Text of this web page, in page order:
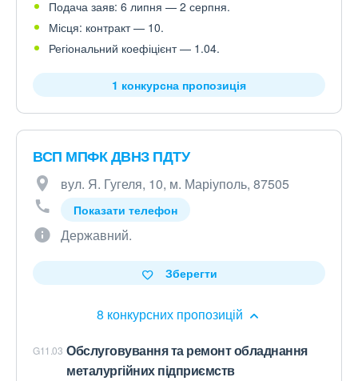
Подача заяв: 6 липня — 2 серпня.
Місця: контракт — 10.
Регіональний коефіцієнт — 1.04.
1 конкурсна пропозиція
ВСП МПФК ДВНЗ ПДТУ
вул. Я. Гугеля, 10, м. Маріуполь, 87505
Показати телефон
Державний.
8 конкурсних пропозицій
Зберегти
G11.03 Обслуговування та ремонт обладнання
металургійних підприємств